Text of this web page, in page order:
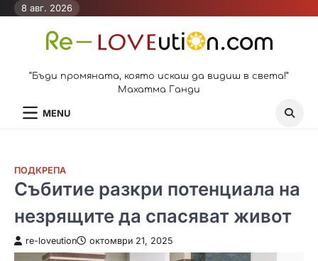
Skip8 авг. 2026
“Бъди промяната, която искаш да видиш в света!”
Махатма Ганди
MENU
ПОДКРЕПА
Събитие разкри потенциала на
незрящите да спасяват живот
re-loveution октомври 21, 2025